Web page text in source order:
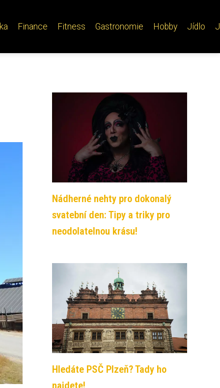
Finance Fitness Gastronomie Hobby Jídlo
Nádherné nehty pro dokonalý
svatební den: Tipy a triky pro
neodolatelnou krásu!
Hledáte PSČ Plzeň? Tady ho
najdete!